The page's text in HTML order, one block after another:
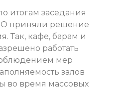
итогам заседания
приняли решение
Так, кафе, барам и
работать
мер
залов
во время массовых